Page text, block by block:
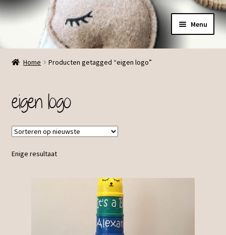
Ga
navigatie
Ga
de
inhoud
Menu
Menu
Home Producten getagged “eigen logo”
eigen logo
Enige resultaat